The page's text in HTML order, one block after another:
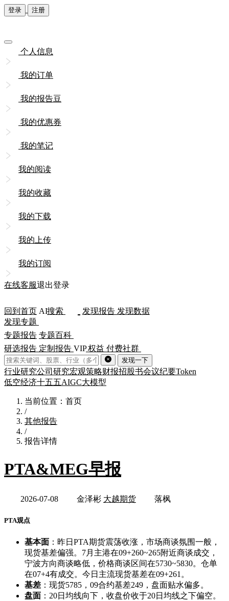
登录 注册
个人信息
我的订单
我的报告豆
我的优惠券
我的笔记
我的阅读
我的收藏
我的下载
我的上传
我的订阅
在线客服退出登录
回到首页 AI搜索 发现报告 发现数据
发现专题
专题报告 专题百科
研选报告 定制报告 VIP权益 付费社群
发现一下
行业研究公司研究宏观策略财报招股书会议纪要Token
低空经济十五五AIGC大模型
当前位置：首页
/
其他报告
/
报告详情
PTA&MEG早报
2026-07-08 金泽彬 大越期货 落枫
PTA观点
基本面 ：昨日PTA期货震荡收涨，市场商谈氛围一般，
现货基差偏强。7月主港在09+260~265附近商谈成交，
宁波方向商谈略低，价格商谈区间在5730~5830。仓单
在07+4有成交。今日主流现货基差在09+261。
基差 ：现货5785，09合约基差249，盘面贴水偏多。
盘面 ：20日均线向下，收盘价收于20日均线之下偏空。